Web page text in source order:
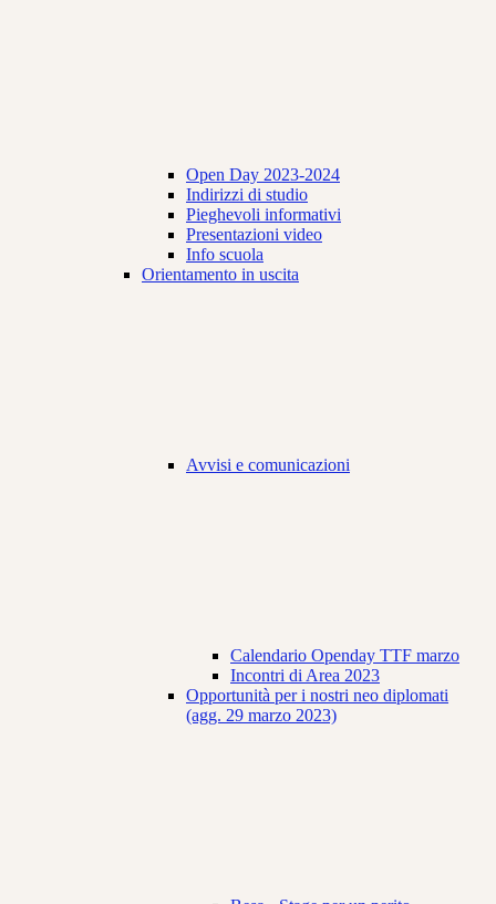
Open Day 2023-2024
Indirizzi di studio
Pieghevoli informativi
Presentazioni video
Info scuola
Orientamento in uscita
Avvisi e comunicazioni
Calendario Openday TTF marzo
Incontri di Area 2023
Opportunità per i nostri neo diplomati
(agg. 29 marzo 2023)